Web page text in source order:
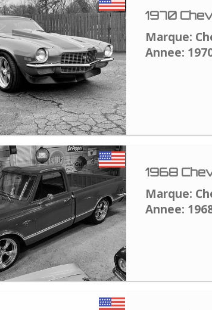
1970
Marque:
Annee:
1968
Marque:
Annee: